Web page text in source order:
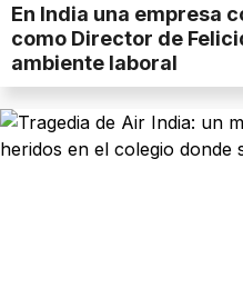
En India una empresa
como Director de
ambiente laboral